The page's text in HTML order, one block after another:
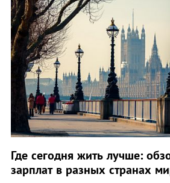
Где сегодня жить лучше:
зарплат в разных странах